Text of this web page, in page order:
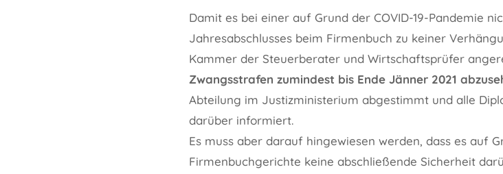
Damit es bei einer auf Grund der COVID-19-Pandemie
Jahresabschlusses beim Firmenbuch zu keiner
Kammer der Steuerberater und Wirtschaftsprüfer
Zwangsstrafen zumindest bis Ende Jänner 2021
Abteilung im Justizministerium abgestimmt und alle
darüber informiert.
Es muss aber darauf hingewiesen werden, dass es auf
Firmenbuchgerichte keine abschließende Sicherheit